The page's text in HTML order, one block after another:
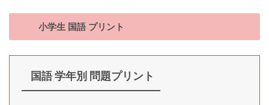
小学生 国語 プリント
国語 学年別 問題プリント